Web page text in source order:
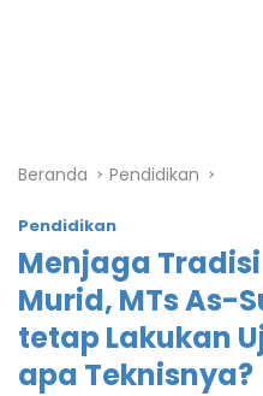
Beranda Pendidikan
Pendidikan
Menjaga
Murid, MTs As-
tetap Lakukan
apa Teknisnya?